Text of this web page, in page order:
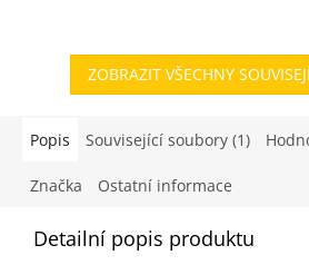
ZOBRAZIT VŠECHNY
Popis Související soubory (1)
Značka Ostatní informace
Detailní popis produktu